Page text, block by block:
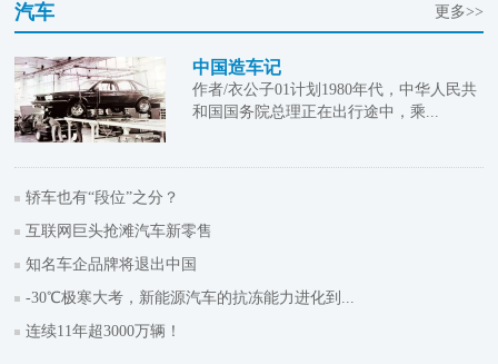
汽车 更多>>
中国造车记
作者/衣公子01计划1980年代，中华人民共
和国国务院总理正在出行途中，乘...
轿车也有“段位”之分？
互联网巨头抢滩汽车新零售
知名车企品牌将退出中国
-30℃极寒大考，新能源汽车的抗冻能力进化到...
连续11年超3000万辆！